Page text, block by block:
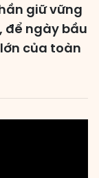
giữ vững
để ngày bầu
của toàn